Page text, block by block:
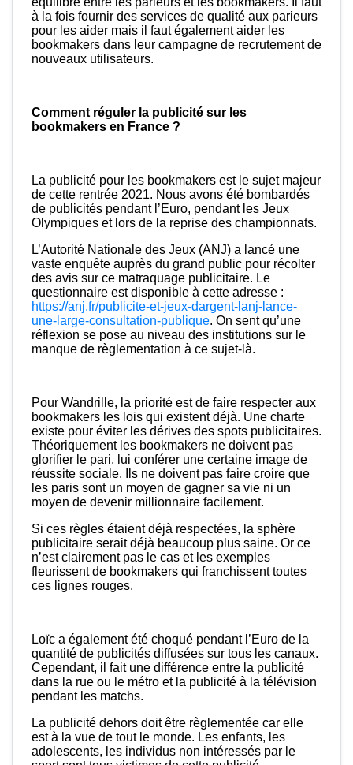
à la fois fournir des services de qualité aux parieurs
pour les aider mais il faut également aider les
bookmakers dans leur campagne de recrutement de
nouveaux utilisateurs.
Comment réguler la publicité sur les
bookmakers en France ?
La publicité pour les bookmakers est le sujet majeur
de cette rentrée 2021. Nous avons été bombardés
de publicités pendant l’Euro, pendant les Jeux
Olympiques et lors de la reprise des championnats.
L’Autorité Nationale des Jeux (ANJ) a lancé une
vaste enquête auprès du grand public pour récolter
des avis sur ce matraquage publicitaire. Le
questionnaire est disponible à cette adresse :
https://anj.fr/publicite-et-jeux-dargent-lanj-lance-
une-large-consultation-publique. On sent qu’une
réflexion se pose au niveau des institutions sur le
manque de règlementation à ce sujet-là.
Pour Wandrille, la priorité est de faire respecter aux
bookmakers les lois qui existent déjà. Une charte
existe pour éviter les dérives des spots publicitaires.
Théoriquement les bookmakers ne doivent pas
glorifier le pari, lui conférer une certaine image de
réussite sociale. Ils ne doivent pas faire croire que
les paris sont un moyen de gagner sa vie ni un
moyen de devenir millionnaire facilement.
Si ces règles étaient déjà respectées, la sphère
publicitaire serait déjà beaucoup plus saine. Or ce
n’est clairement pas le cas et les exemples
fleurissent de bookmakers qui franchissent toutes
ces lignes rouges.
Loïc a également été choqué pendant l’Euro de la
quantité de publicités diffusées sur tous les canaux.
Cependant, il fait une différence entre la publicité
dans la rue ou le métro et la publicité à la télévision
pendant les matchs.
La publicité dehors doit être règlementée car elle
est à la vue de tout le monde. Les enfants, les
adolescents, les individus non intéressés par le